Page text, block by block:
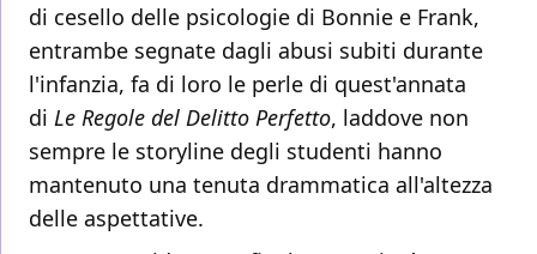
di cesello delle psicologie di Bonnie e Frank,
entrambe segnate dagli abusi subiti durante
l'infanzia, fa di loro le perle di quest'annata
di Le Regole del Delitto Perfetto, laddove non
sempre le storyline degli studenti hanno
mantenuto una tenuta drammatica all'altezza
delle aspettative.